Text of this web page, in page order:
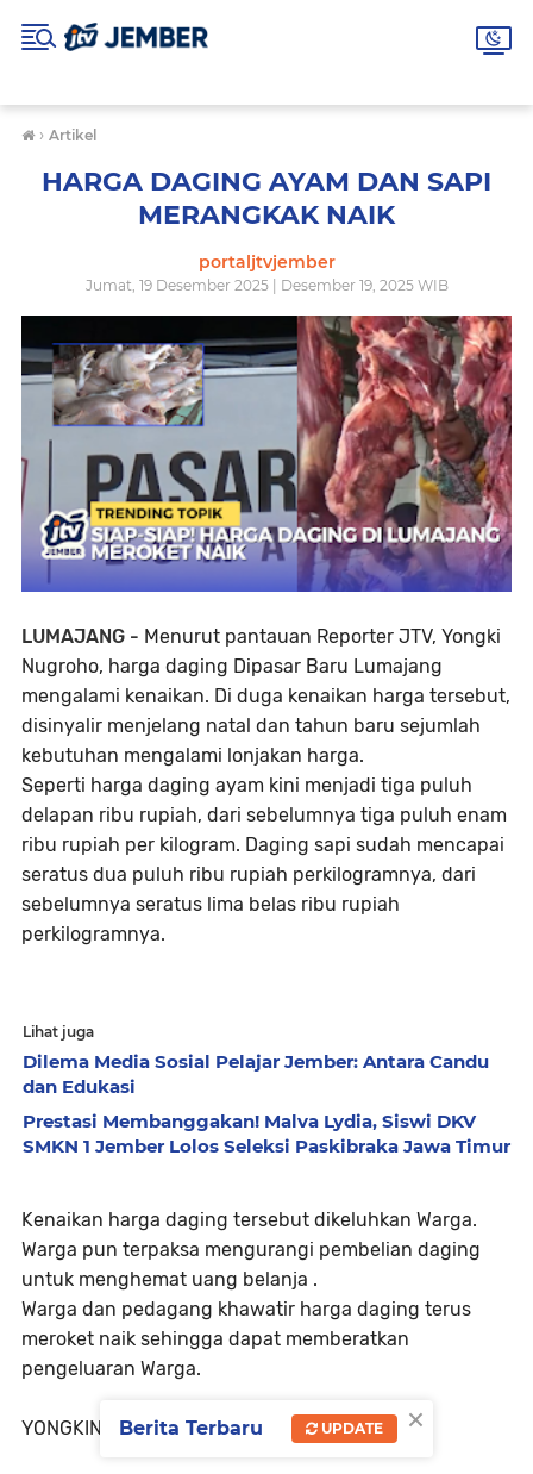
› Artikel
HARGA DAGING AYAM DAN SAPI
MERANGKAK NAIK
portaljtvjember
Jumat, 19 Desember 2025 | Desember 19, 2025 WIB
LUMAJANG - Menurut pantauan Reporter JTV, Yongki
Nugroho, harga daging Dipasar Baru Lumajang
mengalami kenaikan. Di duga kenaikan harga tersebut,
disinyalir menjelang natal dan tahun baru sejumlah
kebutuhan mengalami lonjakan harga.
Seperti harga daging ayam kini menjadi tiga puluh
delapan ribu rupiah, dari sebelumnya tiga puluh enam
ribu rupiah per kilogram. Daging sapi sudah mencapai
seratus dua puluh ribu rupiah perkilogramnya, dari
sebelumnya seratus lima belas ribu rupiah
perkilogramnya.
Lihat juga
Dilema Media Sosial Pelajar Jember: Antara Candu
dan Edukasi
Prestasi Membanggakan! Malva Lydia, Siswi DKV
SMKN 1 Jember Lolos Seleksi Paskibraka Jawa Timur
Kenaikan harga daging tersebut dikeluhkan Warga.
Warga pun terpaksa mengurangi pembelian daging
untuk menghemat uang belanja .
Warga dan pedagang khawatir harga daging terus
meroket naik sehingga dapat memberatkan
pengeluaran Warga.
YONGKINUGROHO.JTV. ×
Berita Terbaru UPDATE